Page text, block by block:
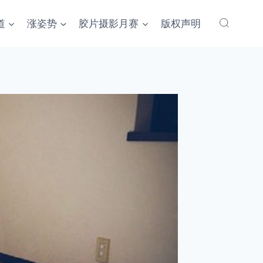
涨姿势 胶片摄影月赛 版权声明